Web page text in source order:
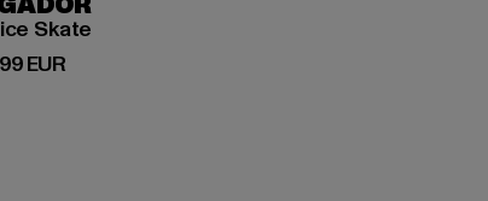
Skate
EURPreis: 129,99 EUR